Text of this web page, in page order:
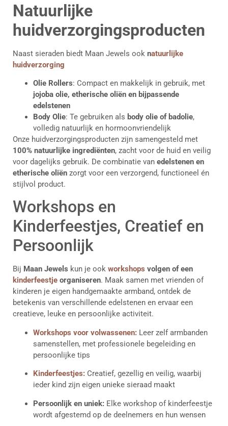
Natuurlijke
huidverzorgingsproducten
Naast sieraden biedt Maan Jewels ook natuurlijke
huidverzorging
Olie Rollers: Compact en makkelijk in gebruik, met
jojoba olie, etherische oliën en bijpassende
edelstenen
Body Olie: Te gebruiken als body olie of badolie,
volledig natuurlijk en hormoonvriendelijk
Onze huidverzorgingsproducten zijn samengesteld met
100% natuurlijke ingrediënten, zacht voor de huid en veilig
voor dagelijks gebruik. De combinatie van edelstenen en
etherische oliën zorgt voor een verzorgend, functioneel én
stijlvol product.
Workshops en
Kinderfeestjes, Creatief en
Persoonlijk
Bij Maan Jewels kun je ook workshops volgen of een
kinderfeestje organiseren. Maak samen met vrienden of
kinderen je eigen handgemaakte armband, ontdek de
betekenis van verschillende edelstenen en ervaar een
creatieve, leuke en persoonlijke activiteit.
Workshops voor volwassenen: Leer zelf armbanden
samenstellen, met professionele begeleiding en
persoonlijke tips
Kinderfeestjes: Creatief, gezellig en veilig, waarbij
ieder kind zijn eigen unieke sieraad maakt
Persoonlijk en uniek: Elke workshop of kinderfeestje
wordt afgestemd op de deelnemers en hun wensen